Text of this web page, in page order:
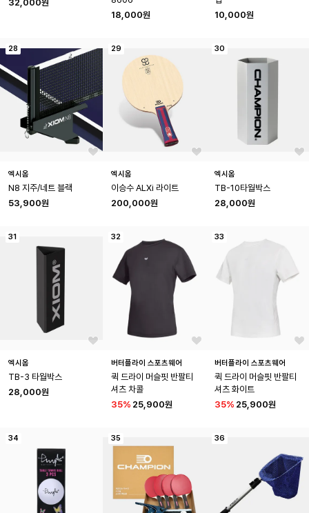
32,000원
18,000원
10,000원
28
엑시옴
N8 지주/네트 블랙
53,900원
29
엑시옴
이승수 ALXi 라이트
200,000원
30
엑시옴
TB-10타월박스
28,000원
31
엑시옴
TB-3 타월박스
28,000원
32
버터플라이 스포츠웨어
퀵 드라이 머슬핏 반팔티
셔츠 차콜
35% 25,900원
33
버터플라이 스포츠웨어
퀵 드라이 머슬핏 반팔티
셔츠 화이트
35% 25,900원
34 35 36